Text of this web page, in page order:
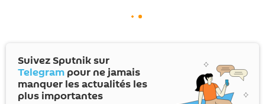
Suivez Sputnik sur
Telegram pour ne jamais
manquer les actualités les
plus importantes